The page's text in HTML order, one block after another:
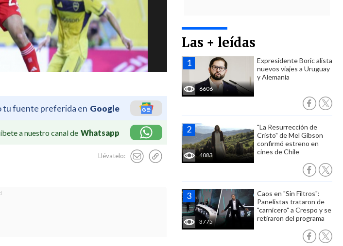
tu fuente preferida en Google
a nuestro canal de Whatsapp
Llévatelo:
Las + leídas
6606
Expresidente Boric alista
nuevos viajes a Uruguay
y Alemania
4083
"La Resurrección de
Cristo" de Mel Gibson
confirmó estreno en
cines de Chile
3775
Caos en "Sin Filtros":
Panelistas trataron de
"carnicero" a Crespo y se
retiraron del programa